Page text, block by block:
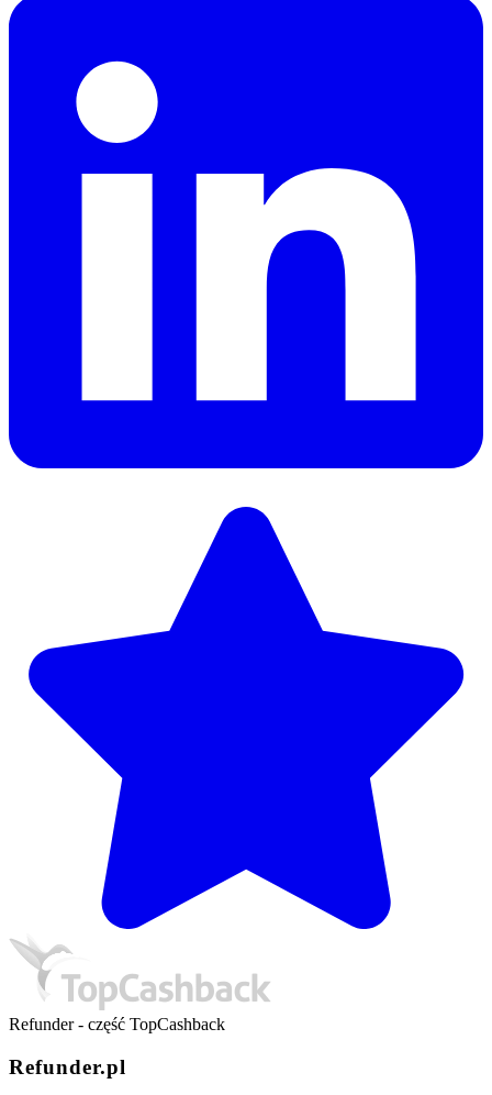
Refunder - część TopCashback
Refunder.pl